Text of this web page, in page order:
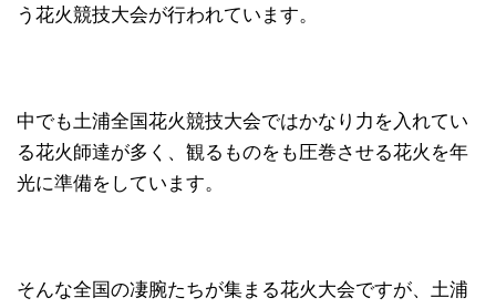
う花火競技大会が行われています。
中でも土浦全国花火競技大会ではかなり力を入れてい
る花火師達が多く、観るものをも圧巻させる花火を年
光に準備をしています。
そんな全国の凄腕たちが集まる花火大会ですが、土浦